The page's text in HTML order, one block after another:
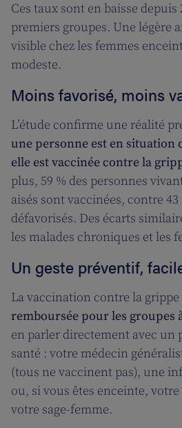
Ces taux sont en baisse depuis
premiers groupes. Une légère
visible chez les femmes
modeste.
Moins favorisé, moins
L’étude confirme une réalité
une personne est en situation
elle est vaccinée contre la
plus, 59 % des personnes
aisés sont vaccinées, contre
défavorisés. Des écarts
les malades chroniques et les
Un geste préventif,
La vaccination contre la grippe
remboursée pour les groupes
en parler directement avec un
santé : votre médecin
(tous ne vaccinent pas), une
ou, si vous êtes enceinte,
votre sage-femme.